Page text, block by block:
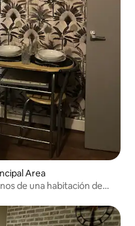
Area
de una habitación de